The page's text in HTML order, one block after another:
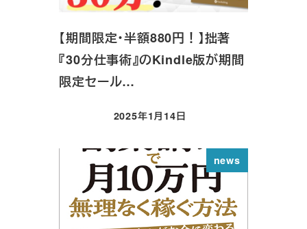
【期間限定・半額880円！】拙著
『30分仕事術』のKindle版が期間
限定セール…
投稿日
2025年1月14日
news